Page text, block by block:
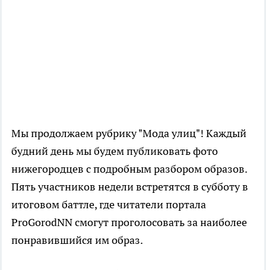
Мы продолжаем рубрику "Мода улиц"! Каждый
будний день мы будем публиковать фото
нижегородцев с подробным разбором образов.
Пять участников недели встретятся в субботу в
итоговом баттле, где читатели портала
ProGorodNN смогут проголосовать за наиболее
понравившийся им образ.